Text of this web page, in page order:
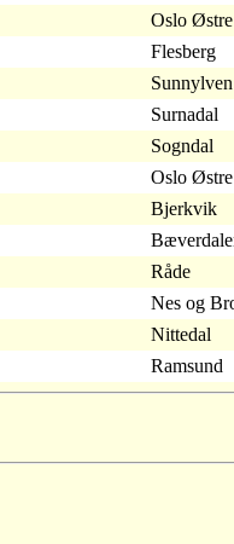
Oslo Østre
Flesberg
Sunnylven
Surnadal
Sogndal
Oslo Østre
Bjerkvik
Råde
Nes og
Nittedal
Ramsund